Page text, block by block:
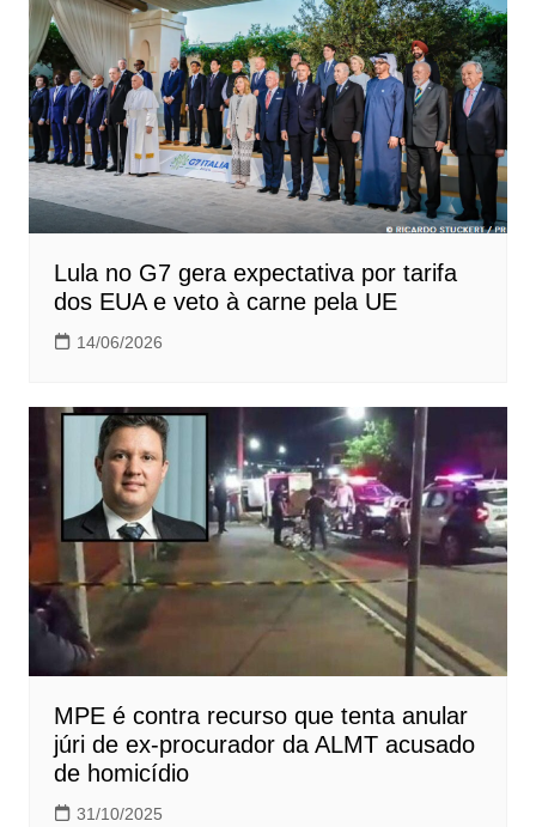
Lula no G7 gera expectativa por tarifa
dos EUA e veto à carne pela UE
14/06/2026
MPE é contra recurso que tenta anular
júri de ex-procurador da ALMT acusado
de homicídio
31/10/2025